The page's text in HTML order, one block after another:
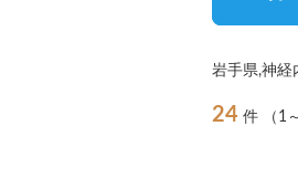
岩手県,神経
24 件 （1